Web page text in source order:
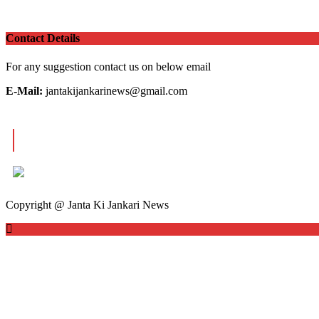
Contact Details
For any suggestion contact us on below email
E-Mail: jantakijankarinews@gmail.com
Copyright @ Janta Ki Jankari News